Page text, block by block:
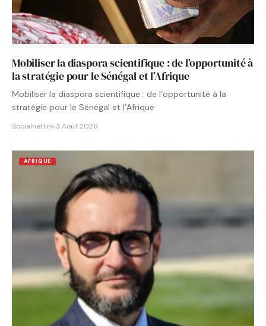
Mobiliser la diaspora scientifique : de l’opportunité à
la stratégie pour le Sénégal et l’Afrique
Mobiliser la diaspora scientifique : de l’opportunité à la
stratégie pour le Sénégal et l’Afrique
Socialnetlink·3 Août 2026
AFRIQUE